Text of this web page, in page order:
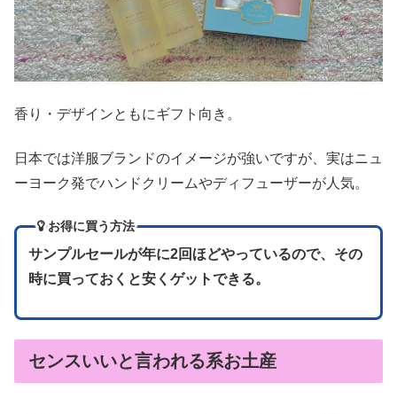
香り・デザインともにギフト向き。
日本では洋服ブランドのイメージが強いですが、実はニュ
ーヨーク発でハンドクリームやディフューザーが人気。
お得に買う方法
サンプルセールが年に2回ほどやっているので、その
時に買っておくと安くゲットできる。
センスいいと言われる系お土産